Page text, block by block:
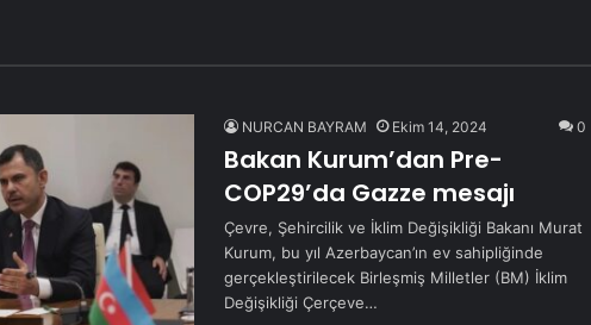
NURCAN BAYRAM Ekim 14, 2024 0
Bakan Kurum’dan Pre-
COP29’da Gazze mesajı
Çevre, Şehircilik ve İklim Değişikliği Bakanı Murat
Kurum, bu yıl Azerbaycan’ın ev sahipliğinde
gerçekleştirilecek Birleşmiş Milletler (BM) İklim
Değişikliği Çerçeve…